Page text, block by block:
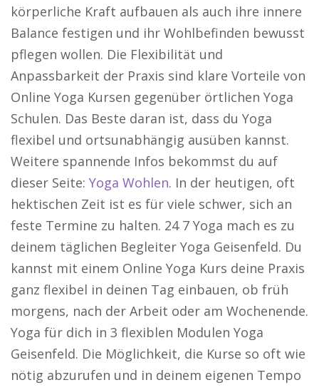
körperliche Kraft aufbauen als auch ihre innere
Balance festigen und ihr Wohlbefinden bewusst
pflegen wollen. Die Flexibilität und
Anpassbarkeit der Praxis sind klare Vorteile von
Online Yoga Kursen gegenüber örtlichen Yoga
Schulen. Das Beste daran ist, dass du Yoga
flexibel und ortsunabhängig ausüben kannst.
Weitere spannende Infos bekommst du auf
dieser Seite: Yoga Wohlen. In der heutigen, oft
hektischen Zeit ist es für viele schwer, sich an
feste Termine zu halten. 24 7 Yoga mach es zu
deinem täglichen Begleiter Yoga Geisenfeld. Du
kannst mit einem Online Yoga Kurs deine Praxis
ganz flexibel in deinen Tag einbauen, ob früh
morgens, nach der Arbeit oder am Wochenende.
Yoga für dich in 3 flexiblen Modulen Yoga
Geisenfeld. Die Möglichkeit, die Kurse so oft wie
nötig abzurufen und in deinem eigenen Tempo